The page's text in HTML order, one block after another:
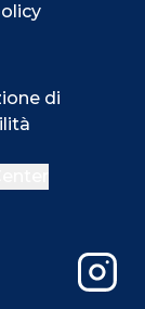
di